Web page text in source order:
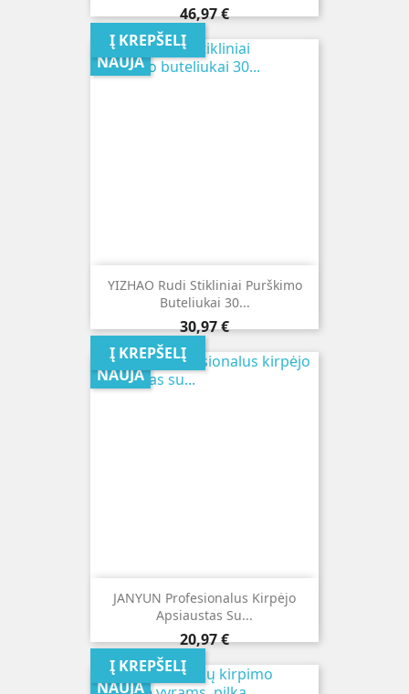
Kaina
46,97 €
Į KREPŠELĮ
YIZHAO Rudi Stikliniai Purškimo
Buteliukai 30...
Kaina
30,97 €
Į KREPŠELĮ
NAUJA
JANYUN Profesionalus Kirpėjo
Apsiaustas Su...
Kaina
20,97 €
Į KREPŠELĮ
NAUJA
NAUJA